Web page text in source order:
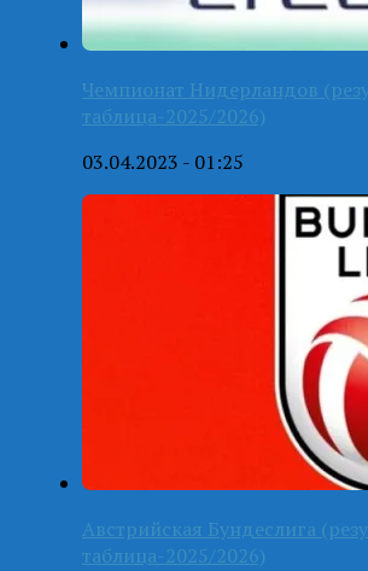
Чемпионат Нидерландов
таблица-2025/2026)
03.04.2023 - 01:25
Австрийская Бундеслига
таблица-2025/2026)